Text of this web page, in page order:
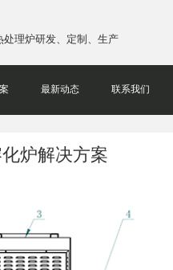
处理炉研发、定制、生产
最新动态 联系我们
炉解决方案